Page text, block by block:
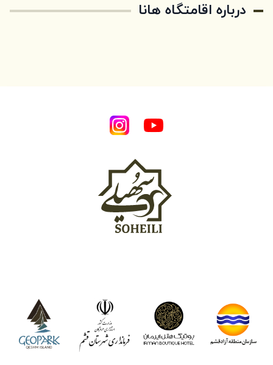
درباره اقامتگاه هانا